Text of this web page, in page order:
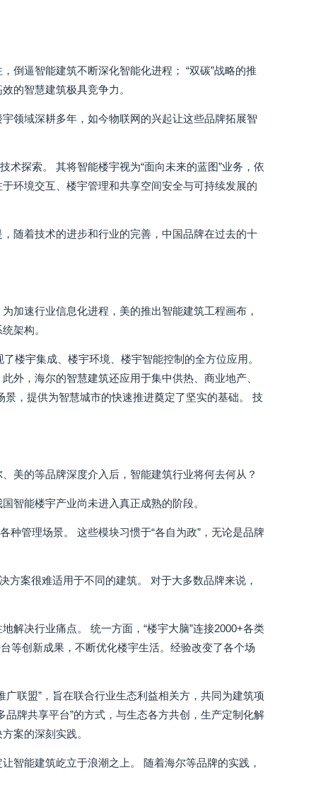
倒逼智能建筑不断深化智能化进程； “双碳”战略的推
的智慧建筑极具竞争力。
领域深耕多年，如今物联网的兴起让这些品牌拓展智
探索。 其将智能楼宇视为“面向未来的蓝图”业务，依
环境交互、楼宇管理和共享空间安全与可持续发展的
随着技术的进步和行业的完善，中国品牌在过去的十
加速行业信息化进程，美的推出智能建筑工程画布，
架构。
楼宇集成、楼宇环境、楼宇智能控制的全方位应用。
外，海尔的智慧建筑还应用于集中供热、商业地产、
，提供为智慧城市的快速推进奠定了坚实的基础。 技
美的等品牌深度介入后，智能建筑行业将何去何从？
智能楼宇产业尚未进入真正成熟的阶段。
管理场景。 这些模块习惯于“各自为政”，无论是品牌
方案很难适用于不同的建筑。 对于大多数品牌来说，
解决行业痛点。 统一方面，“楼宇大脑”连接2000+各类
等创新成果，不断优化楼宇生活。经验改变了各个场
联盟”，旨在联合行业生态利益相关方，共同为建筑项
牌共享平台”的方式，与生态各方共创，生产定制化解
案的深刻实践。
智能建筑屹立于浪潮之上。 随着海尔等品牌的实践，